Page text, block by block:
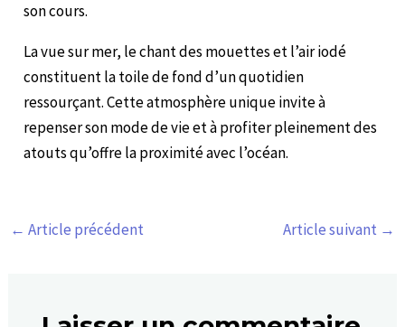
son cours.
La vue sur mer, le chant des mouettes et l’air iodé
constituent la toile de fond d’un quotidien
ressourçant. Cette atmosphère unique invite à
repenser son mode de vie et à profiter pleinement des
atouts qu’offre la proximité avec l’océan.
← Article précédent Article suivant →